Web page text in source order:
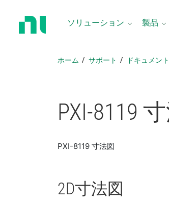
ソリューション 製品
ホーム サポート ドキュメント
PXI-8119
PXI-8119 寸法図
2D寸法図